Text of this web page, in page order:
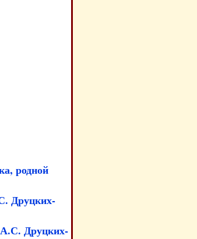
родной
Друцких-
Друцких-